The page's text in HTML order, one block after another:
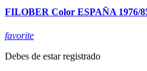
FILOBER Color ESPAÑA 1976/
favorite
Debes de estar registrado